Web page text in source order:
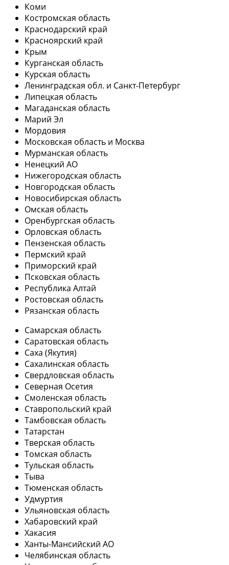
Коми
Костромская область
Краснодарский край
Красноярский край
Крым
Курганская область
Курская область
Ленинградская обл. и Санкт-Петербург
Липецкая область
Магаданская область
Марий Эл
Мордовия
Московская область и Москва
Мурманская область
Ненецкий АО
Нижегородская область
Новгородская область
Новосибирская область
Омская область
Оренбургская область
Орловская область
Пензенская область
Пермский край
Приморский край
Псковская область
Республика Алтай
Ростовская область
Рязанская область
Самарская область
Саратовская область
Саха (Якутия)
Сахалинская область
Свердловская область
Северная Осетия
Смоленская область
Ставропольский край
Тамбовская область
Татарстан
Тверская область
Томская область
Тульская область
Тыва
Тюменская область
Удмуртия
Ульяновская область
Хабаровский край
Хакасия
Ханты-Мансийский АО
Челябинская область